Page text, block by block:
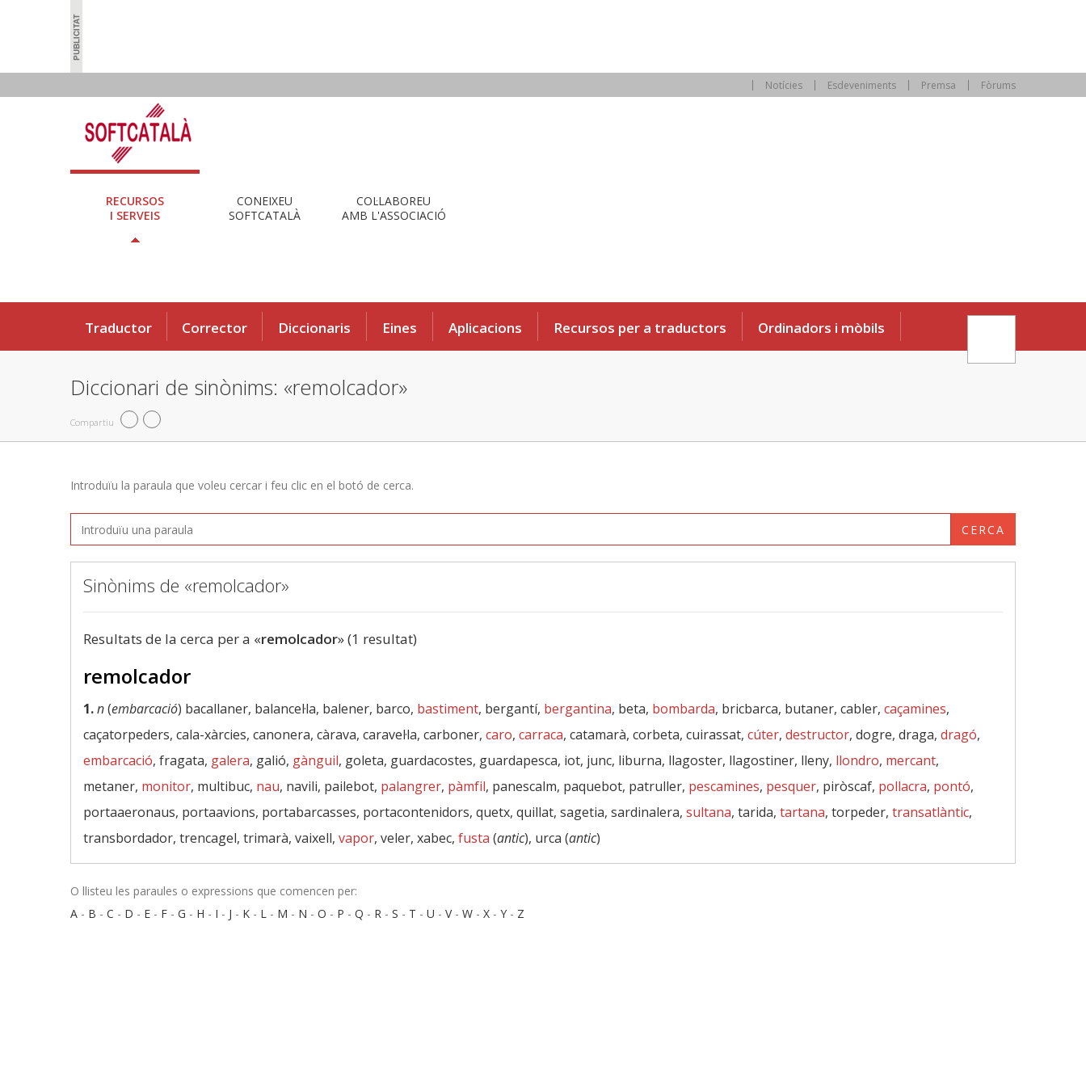
Notícies Esdeveniments Premsa Fòrums
RECURSOS
I SERVEIS
CONEIXEU
SOFTCATALÀ
COL·LABOREU
AMB L'ASSOCIACIÓ
Traductor Corrector Diccionaris Eines Aplicacions Recursos per a traductors Ordinadors i mòbils
Diccionari de sinònims: «remolcador»
Compartiu
Introduïu la paraula que voleu cercar i feu clic en el botó de cerca.
CERCA
Sinònims de «remolcador»
Resultats de la cerca per a «remolcador» (1 resultat)
remolcador
1.n(embarcació) bacallaner, balancel·la, balener, barco, bastiment, bergantí, bergantina, beta, bombarda, bricbarca, butaner, cabler, caçamines,
caçatorpeders, cala-xàrcies, canonera, càrava, caravel·la, carboner, caro, carraca, catamarà, corbeta, cuirassat, cúter, destructor, dogre, draga, dragó,
embarcació, fragata, galera, galió, gànguil, goleta, guardacostes, guardapesca, iot, junc, liburna, llagoster, llagostiner, lleny, llondro, mercant,
metaner, monitor, multibuc, nau, navili, pailebot, palangrer, pàmfil, panescalm, paquebot, patruller, pescamines, pesquer, piròscaf, pollacra, pontó,
portaaeronaus, portaavions, portabarcasses, portacontenidors, quetx, quillat, sagetia, sardinalera, sultana, tarida, tartana, torpeder, transatlàntic,
transbordador, trencagel, trimarà, vaixell, vapor, veler, xabec, fusta (antic), urca (antic)
O llisteu les paraules o expressions que comencen per:
A - B - C - D - E - F - G - H - I - J - K - L - M - N - O - P - Q - R - S - T - U - V- W - X - Y - Z